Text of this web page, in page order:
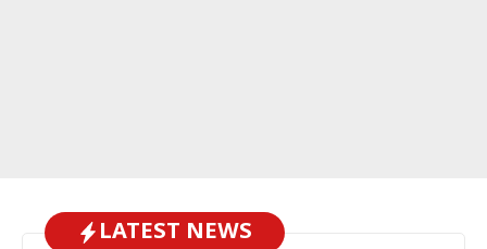
LATEST NEWS